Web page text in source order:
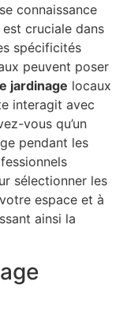
connaissance
cruciale dans
spécificités
peuvent poser
jardinage locaux
interagit avec
vous qu’un
pendant les
sélectionner les
espace et à
ainsi la